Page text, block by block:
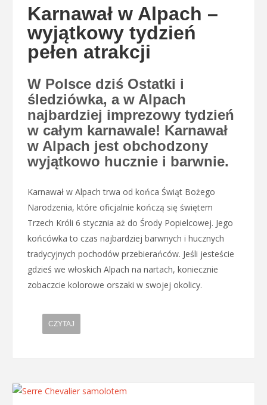
Karnawał w Alpach –
wyjątkowy tydzień
pełen atrakcji
W Polsce dziś Ostatki i
śledziówka, a w Alpach
najbardziej imprezowy tydzień
w całym karnawale! Karnawał
w Alpach jest obchodzony
wyjątkowo hucznie i barwnie.
Karnawał w Alpach trwa od końca Świąt Bożego
Narodzenia, które oficjalnie kończą się świętem
Trzech Króli 6 stycznia aż do Środy Popielcowej. Jego
końcówka to czas najbardziej barwnych i hucznych
tradycyjnych pochodów przebierańców. Jeśli jesteście
gdzieś we włoskich Alpach na nartach, koniecznie
zobaczcie kolorowe orszaki w swojej okolicy.
CZYTAJ